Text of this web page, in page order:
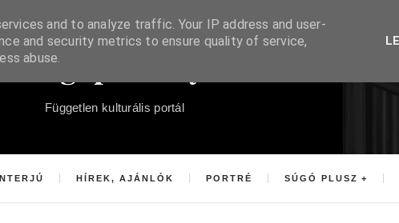
Súgópéldány
Független kulturális portál
HÍREK, AJÁNLÓK PORTRÉ SÚGÓ PLUSZ
and to analyze traffic. Your IP address and user-
and security metrics to ensure quality of service,
abuse.